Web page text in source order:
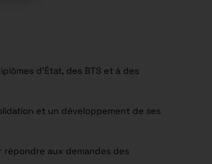
d’État, des BTS et à des
et un développement de ses
répondre aux demandes des